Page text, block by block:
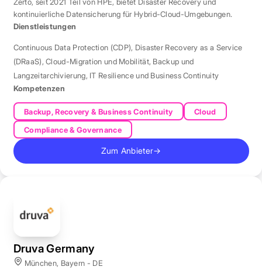
kontinuierliche Datensicherung für Hybrid-Cloud-Umgebungen.
Dienstleistungen
Continuous Data Protection (CDP), Disaster Recovery as a Service
(DRaaS),Cloud-Migration und Mobilität, Backup und
Langzeitarchivierung, IT Resilience und Business Continuity
Kompetenzen
Backup, Recovery & Business Continuity
Cloud
Compliance & Governance
Zum Anbieter→
Druva Germany
München, Bayern - DE